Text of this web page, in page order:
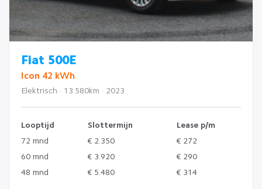
Fiat 500E
Icon 42 kWh
Elektrisch · 13.580km · 2023
Looptijd Slottermijn
Lease p/m
72 mnd
€ 2.350
€ 272
60 mnd
€ 3.920
€ 290
48 mnd
€ 5.480 € 314